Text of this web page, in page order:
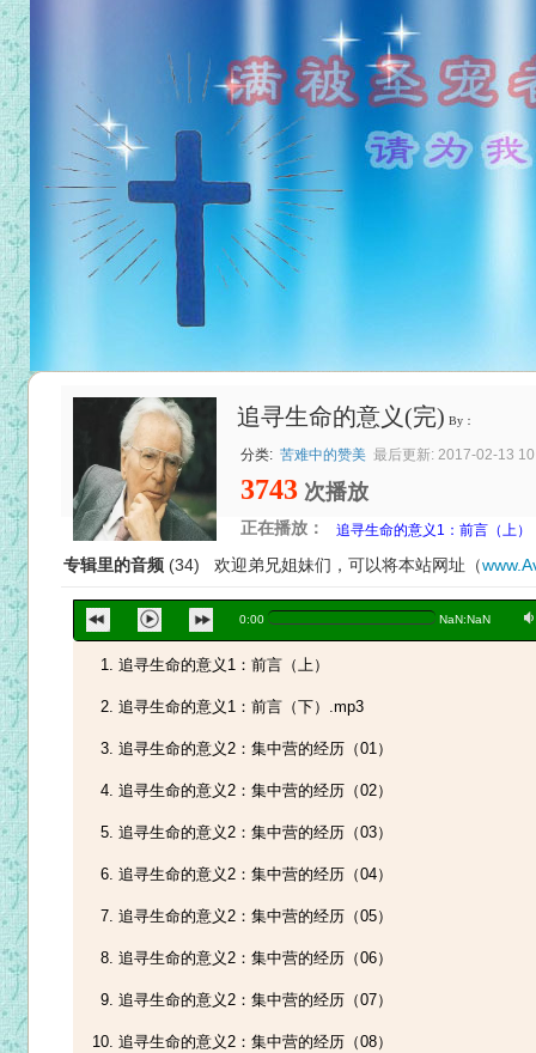
追寻生命的意义(完) By：
分类: 苦难中的赞美 最后更新: 2017-02-13
3743 次播放
正在播放：
专辑里的音频 (34) 欢迎弟兄姐妹们，可以将本站网址（
0:00 NaN:NaN a
追寻生命的意义1：前言（上）
追寻生命的意义1：前言（上）
追寻生命的意义1：前言（下）.mp3
追寻生命的意义2：集中营的经历（01）
追寻生命的意义2：集中营的经历（02）
追寻生命的意义2：集中营的经历（03）
追寻生命的意义2：集中营的经历（04）
追寻生命的意义2：集中营的经历（05）
追寻生命的意义2：集中营的经历（06）
追寻生命的意义2：集中营的经历（07）
追寻生命的意义2：集中营的经历（08）